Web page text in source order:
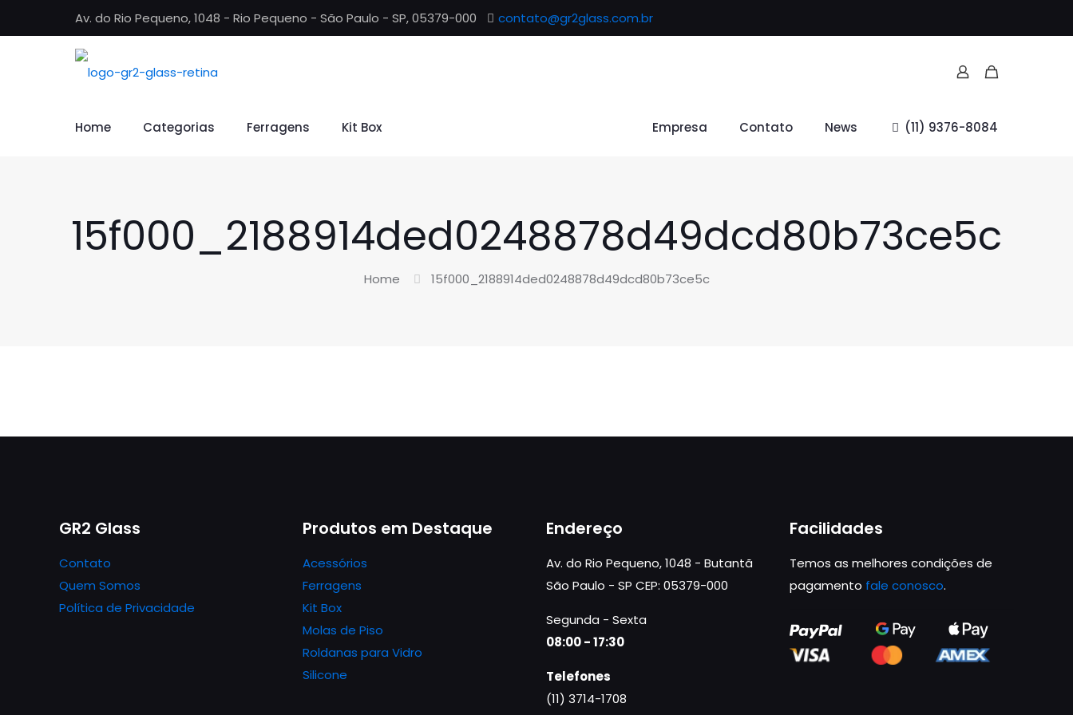
Av. do Rio Pequeno, 1048 - Rio Pequeno - São Paulo - SP, 05379-000 contato@gr2glass.com.br
Home Categorias Ferragens Kit Box Empresa Contato News (11) 9376-8084
15f000_2188914ded0248878d49dcd80b73ce5c
Home 15f000_2188914ded0248878d49dcd80b73ce5c
GR2 Glass
Contato
Quem Somos
Política de Privacidade
Produtos em Destaque
Acessórios
Ferragens
Kit Box
Molas de Piso
Roldanas para Vidro
Silicone
Endereço
Av. do Rio Pequeno, 1048 - Butantã
São Paulo - SP CEP: 05379-000
Segunda - Sexta
08:00 - 17:30
Telefones
(11) 3714-1708
Facilidades
Temos as melhores condições de
pagamento fale conosco.